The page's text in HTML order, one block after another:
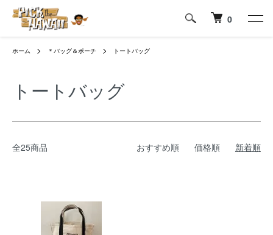
0
ホーム ＊バッグ＆ポーチ トートバッグ
トートバッグ
全25商品 おすすめ順 価格順 新着順